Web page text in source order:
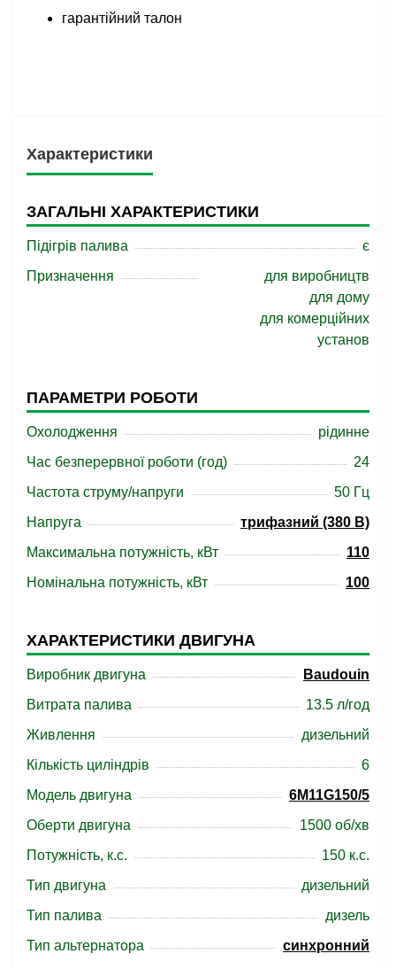
гарантійний талон
Характеристики
ЗАГАЛЬНІ ХАРАКТЕРИСТИКИ
Підігрів палива
є
Призначення
для виробництв
для дому
для комерційних
установ
ПАРАМЕТРИ РОБОТИ
Охолодження
рідинне
Час безперервної роботи (год)
24
Частота струму/напруги
50 Гц
Напруга
трифазний (380 В)
Максимальна потужність, кВт
110
Номінальна потужність, кВт
100
ХАРАКТЕРИСТИКИ ДВИГУНА
Виробник двигуна
Baudouin
Витрата палива
13.5 л/год
Живлення
дизельний
Кількість циліндрів
6
Модель двигуна
6M11G150/5
Оберти двигуна
1500 об/хв
Потужність, к.с.
150 к.с.
Тип двигуна
дизельний
Тип палива
дизель
Тип альтернатора
синхронний